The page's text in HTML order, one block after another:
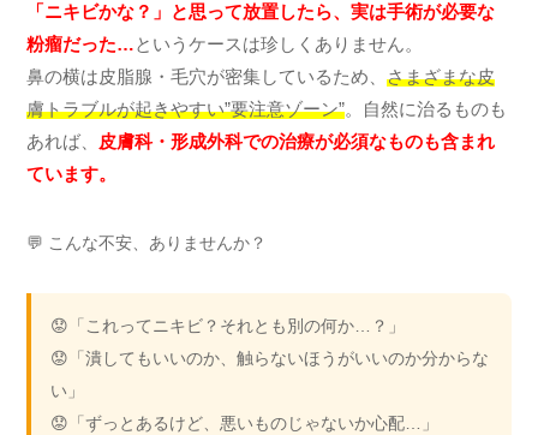
「ニキビかな？」と思って放置したら、実は手術が必要な
粉瘤だった…というケースは珍しくありません。
鼻の横は皮脂腺・毛穴が密集しているため、 さまざまな皮
膚トラブルが起きやすい”要注意ゾーン”。自然に治るものも
あれば、
皮膚科・形成外科での治療が必須なものも含まれ
ています。
💬 こんな不安、ありませんか？
😟「これってニキビ？それとも別の何か…？」
😟「潰してもいいのか、触らないほうがいいのか分からな
い」
😟「ずっとあるけど、悪いものじゃないか心配…」